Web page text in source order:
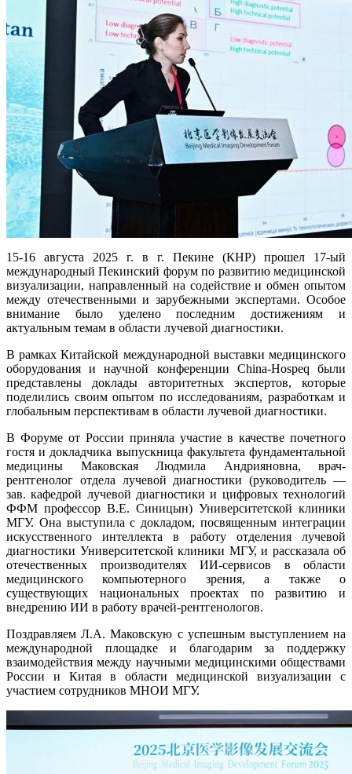
15-16 августа 2025 г. в г. Пекине (КНР) прошел 17-ый
международный Пекинский форум по развитию медицинской
визуализации, направленный на содействие и обмен опытом
между отечественными и зарубежными экспертами. Особое
внимание было уделено последним достижениям и
актуальным темам в области лучевой диагностики.
В рамках Китайской международной выставки медицинского
оборудования и научной конференции China-Hospeq были
представлены доклады авторитетных экспертов, которые
поделились своим опытом по исследованиям, разработкам и
глобальным перспективам в области лучевой диагностики.
В Форуме от России приняла участие в качестве почетного
гостя и докладчика выпускница факультета фундаментальной
медицины Маковская Людмила Андрияновна, врач-
рентгенолог отдела лучевой диагностики (руководитель —
зав. кафедрой лучевой диагностики и цифровых технологий
ФФМ профессор В.Е. Синицын) Университетской клиники
МГУ. Она выступила с докладом, посвященным интеграции
искусственного интеллекта в работу отделения лучевой
диагностики Университетской клиники МГУ, и рассказала об
отечественных производителях ИИ-сервисов в области
медицинского компьютерного зрения, а также о
существующих национальных проектах по развитию и
внедрению ИИ в работу врачей-рентгенологов.
Поздравляем Л.А. Маковскую с успешным выступлением на
международной площадке и благодарим за поддержку
взаимодействия между научными медицинскими обществами
России и Китая в области медицинской визуализации с
участием сотрудников МНОИ МГУ.